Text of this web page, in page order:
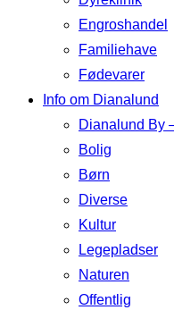
Engroshandel
Familiehave
Fødevarer
Info om Dianalund
Dianalund By
Bolig
Børn
Diverse
Kultur
Legepladser
Naturen
Offentlig